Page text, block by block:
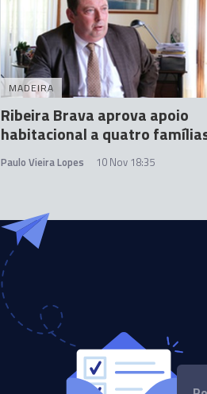
MADEIRA
Ribeira Brava aprova apoio
habitacional a quatro
Paulo Vieira Lopes 10 Nov 18:35